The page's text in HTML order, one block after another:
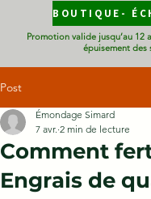
BOUTIQUE-
Promotion valide jusqu’au 12
épuisement des
Post
Comment
Engrais de
Émondage Simard
7 avr. 2 min de lecture